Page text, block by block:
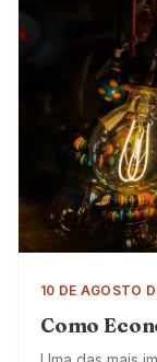
10 DE AGOSTO
Como